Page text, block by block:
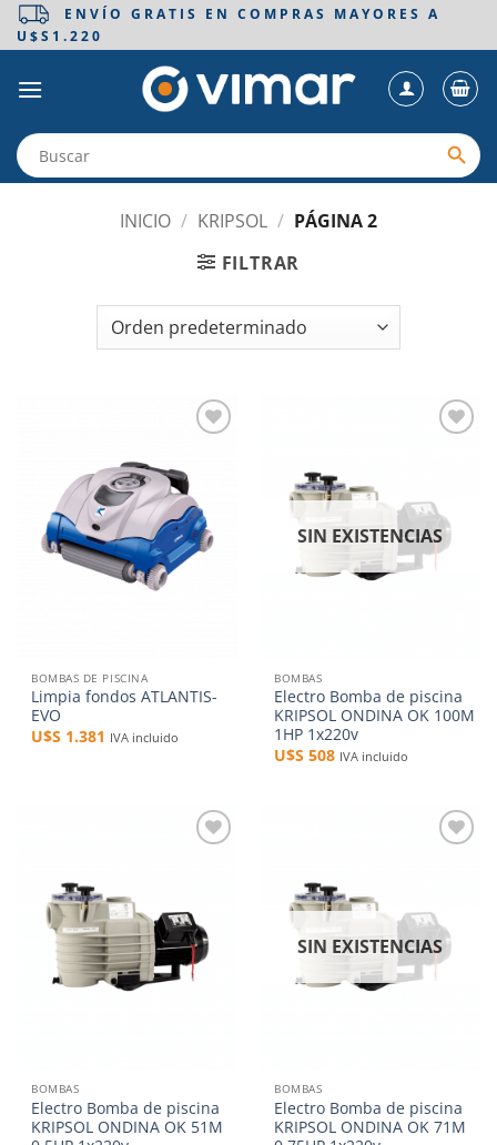
Saltar
ENVÍO GRATIS EN COMPRAS MAYORES A
U$S1.220
INICIO / KRIPSOL / PÁGINA 2
FILTRAR
lista de
deseos
BOMBAS DE PISCINA
Limpia fondos ATLANTIS-
EVO
U$S 1.381 IVA incluido
SIN EXISTENCIAS
BOMBAS
Electro Bomba de piscina
KRIPSOL ONDINA OK 100M
1HP 1x220v
U$S508 IVA incluido
BOMBAS
Electro Bomba de piscina
KRIPSOL ONDINA OK 51M
SIN EXISTENCIAS
BOMBAS
Electro Bomba de piscina
KRIPSOL ONDINA OK 71M